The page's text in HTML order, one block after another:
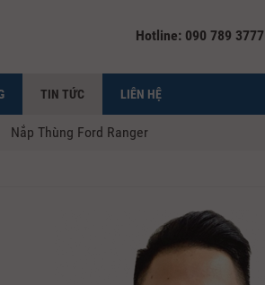
Hotline: 090 789 3777
TIN TỨC LIÊN HỆ
Nắp Thùng Ford Ranger